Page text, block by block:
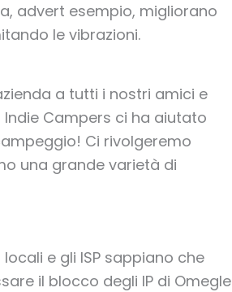
advert esempio, migliorano
le vibrazioni.
a tutti i nostri amici e
Campers ci ha aiutato
Ci rivolgeremo
una grande varietà di
e gli ISP sappiano che
il blocco degli IP di Omegle